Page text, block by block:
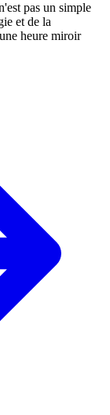
pas un simple
et de la
heure miroir